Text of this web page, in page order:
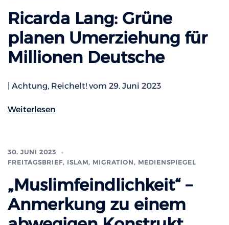
Ricarda Lang: Grüne
planen Umerziehung für
Millionen Deutsche
| Achtung, Reichelt! vom 29. Juni 2023
Weiterlesen
30. JUNI 2023
FREITAGSBRIEF, ISLAM, MIGRATION, MEDIENSPIEGEL
„Muslimfeindlichkeit“ –
Anmerkung zu einem